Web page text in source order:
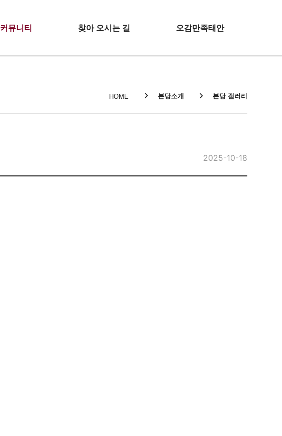
커뮤니티 찾아 오시는 길 오감만족태안
HOME 본당소개 본당 갤러리
2025-10-18